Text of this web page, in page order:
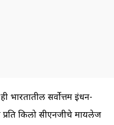
भारतातील सर्वोत्तम इंधन-
किलो सीएनजीचे मायलेज